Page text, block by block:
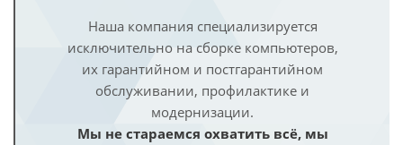
Наша компания специализируется
исключительно на сборке компьютеров,
их гарантийном и постгарантийном
обслуживании, профилактике и
модернизации.
Мы не стараемся охватить всё, мы